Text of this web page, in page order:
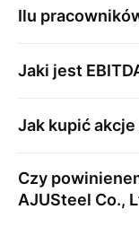
Ilu
Jaki jest
Jak kupić akcje
Czy
AJUSteel Co.,